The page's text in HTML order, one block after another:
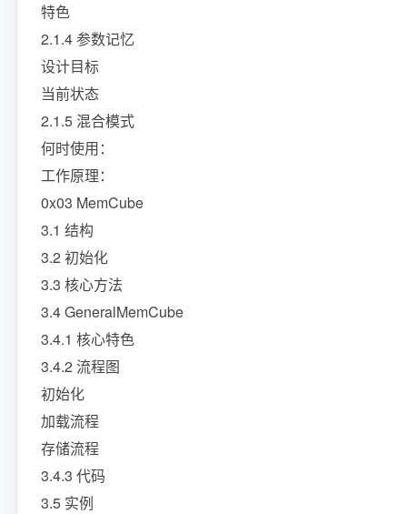
特色
2.1.4 参数记忆
设计目标
当前状态
2.1.5 混合模式
何时使用：
工作原理：
0x03 MemCube
3.1 结构
3.2 初始化
3.3 核心方法
3.4 GeneralMemCube
3.4.1 核心特色
3.4.2 流程图
初始化
加载流程
存储流程
3.4.3 代码
3.5 实例